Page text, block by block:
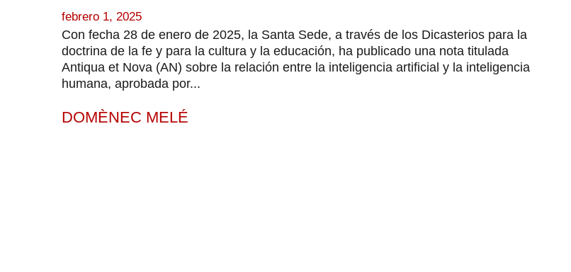
febrero 1, 2025
Con fecha 28 de enero de 2025, la Santa Sede, a través de los Dicasterios para la
doctrina de la fe y para la cultura y la educación, ha publicado una nota titulada
Antiqua et Nova (AN) sobre la relación entre la inteligencia artificial y la inteligencia
humana, aprobada por...
DOMÈNEC MELÉ